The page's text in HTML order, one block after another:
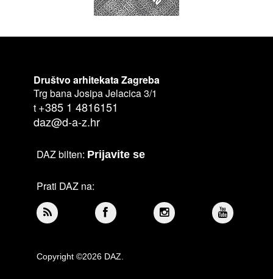
Društvo arhitekata Zagreba
Trg bana Josipa Jelacica 3/1
t +385 1 4816151
daz@d-a-z.hr
DAZ bilten: Prijavite se
Prati DAZ na:
Copyright ©2026 DAZ.